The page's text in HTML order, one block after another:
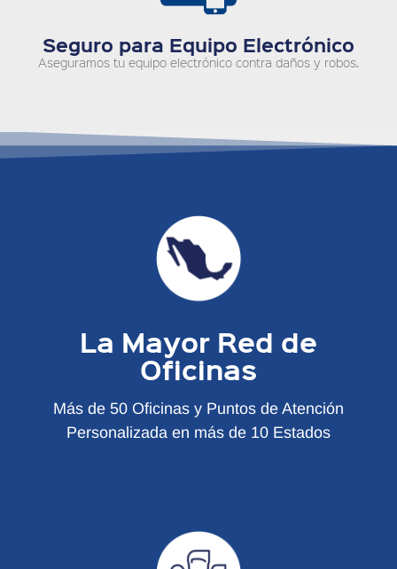
Seguro para Equipo Electrónico
Aseguramos tu equipo electrónico contra daños y robos.
La Mayor Red de
Oficinas
Más de 50 Oficinas y Puntos de Atención
Personalizada en más de 10 Estados